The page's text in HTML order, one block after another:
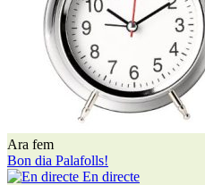
Ara fem
Bon dia Palafolls!
En directe
Dues ambulàncies van
traslladada a l’hospital de
Barcelona. Segons
segona persona, en